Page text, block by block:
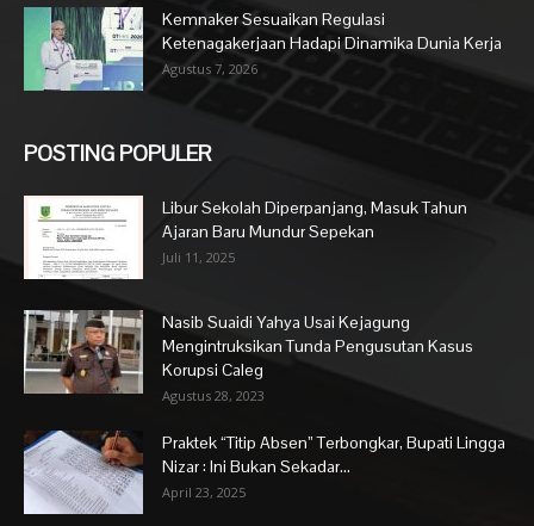
Kemnaker Sesuaikan Regulasi
Ketenagakerjaan Hadapi Dinamika Dunia Kerja
Agustus 7, 2026
POSTING POPULER
Libur Sekolah Diperpanjang, Masuk Tahun
Ajaran Baru Mundur Sepekan
Juli 11, 2025
Nasib Suaidi Yahya Usai Kejagung
Mengintruksikan Tunda Pengusutan Kasus
Korupsi Caleg
Agustus 28, 2023
Praktek “Titip Absen” Terbongkar, Bupati Lingga
Nizar : Ini Bukan Sekadar...
April 23, 2025